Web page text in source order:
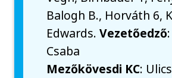
Balogh B., Horváth 6,
Edwards.Vezetőedző
Csaba
Mezőkövesdi KC: